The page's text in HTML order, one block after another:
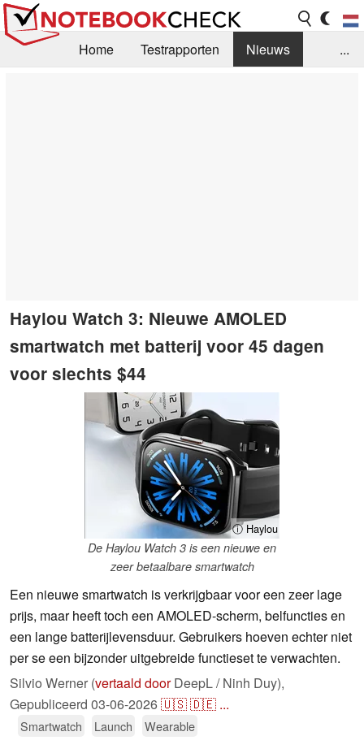
Home Testrapporten
Nieuws
...
Haylou Watch 3: Nieuwe AMOLED
smartwatch met batterij voor 45 dagen
voor slechts $44
ⓘ Haylou
De Haylou Watch 3 is een nieuwe en
zeer betaalbare smartwatch
Een nieuwe smartwatch is verkrijgbaar voor een zeer lage
prijs, maar heeft toch een AMOLED-scherm, belfuncties en
een lange batterijlevensduur. Gebruikers hoeven echter niet
per se een bijzonder uitgebreide functieset te verwachten.
Silvio Werner (vertaald doorDeepL / Ninh Duy),
Gepubliceerd 03-06-2026🇺🇸🇩🇪 ...
Smartwatch Launch Wearable